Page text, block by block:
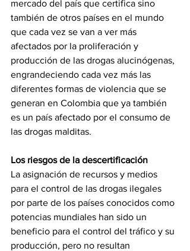
mercado del país que certifica sino
también de otros países en el mundo
que cada vez se van a ver más
afectados por la proliferación y
producción de las drogas alucinógenas,
engrandeciendo cada vez más las
diferentes formas de violencia que se
generan en Colombia que ya también
es un país afectado por el consumo de
las drogas malditas.
Los riesgos de la descertificación
La asignación de recursos y medios
para el control de las drogas ilegales
por parte de los países conocidos como
potencias mundiales han sido un
beneficio para el control del tráfico y su
producción, pero no resultan